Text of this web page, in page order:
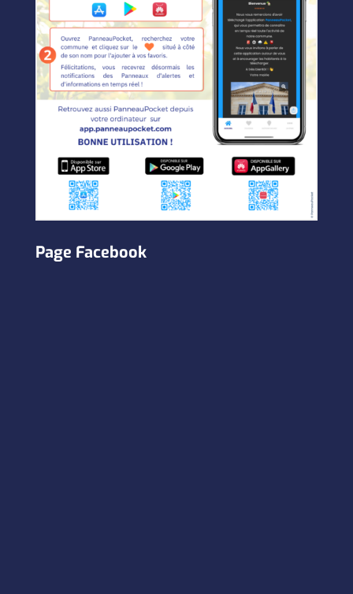
Page Facebook